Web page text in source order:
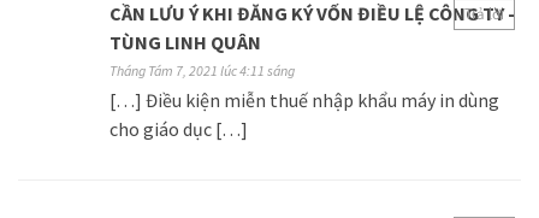
CẦN LƯU Ý KHI ĐĂNG KÝ VỐN ĐIỀU LỆ CÔNG TY -
TÙNG LINH QUÂN
Tháng Tám 7, 2021 lúc 4:11 sáng
[…] Điều kiện miễn thuế nhập khẩu máy in dùng
cho giáo dục […]
Trả lời